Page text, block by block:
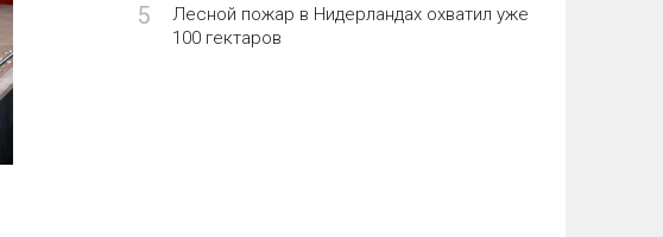
5
Лесной пожар в Нидерландах охватил уже
100 гектаров